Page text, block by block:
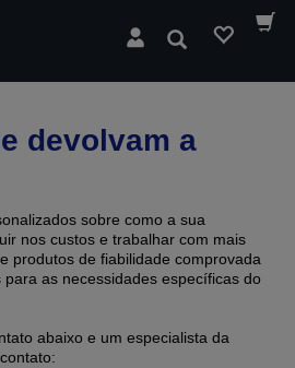
Pesquisar
devolvam a
sobre como a sua
nos custos e trabalhar com mais
produtos de fiabilidade comprovada
as necessidades específicas do
abaixo e um especialista da